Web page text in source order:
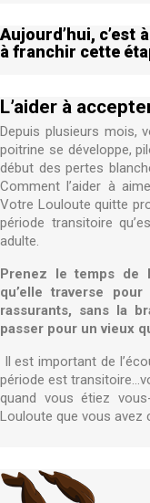
Aujourd’hui, c’est
à franchir cette
L’aider à
Depuis plusieurs mois,
poitrine se développe,
début des pertes
Comment l’aider à
Votre Louloute quitte
période transitoire
adulte.
Prenez le temps de
qu’elle traverse
rassurants, sans la
passer pour un vieux
Il est important de
période est
quand vous étiez
Louloute que vous avez